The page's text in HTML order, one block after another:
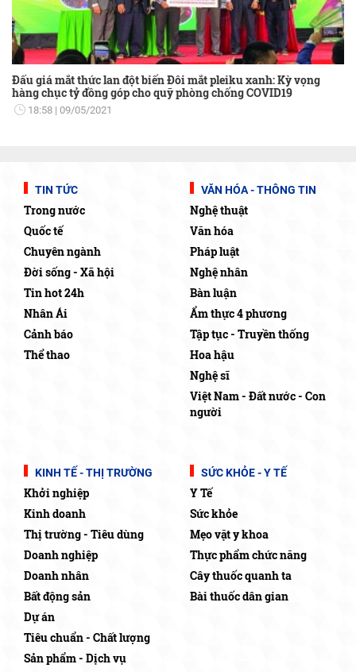
Đấu giá mắt thức lan đột biến Đôi mắt pleiku xanh: Kỳ vọng
hàng chục tỷ đồng góp cho quỹ phòng chống COVID19
18:58 09/05/2021
TIN TỨC
Trong nước
Quốc tế
Chuyên ngành
Đời sống - Xã hội
Tin hot 24h
Nhân Ái
Cảnh báo
Thể thao
VĂN HÓA - THÔNG TIN
Nghệ thuật
Văn hóa
Pháp luật
Nghệ nhân
Bàn luận
Ẩm thực 4 phương
Tập tục - Truyền thống
Hoa hậu
Nghệ sĩ
Việt Nam - Đất nước - Con
người
KINH TẾ - THỊ TRƯỜNG
Khởi nghiệp
Kinh doanh
Thị trường - Tiêu dùng
Doanh nghiệp
Doanh nhân
Bất động sản
Dự án
Tiêu chuẩn - Chất lượng
Sản phẩm - Dịch vụ
SỨC KHỎE - Y TẾ
Y Tế
Sức khỏe
Mẹo vặt y khoa
Thực phẩm chức năng
Cây thuốc quanh ta
Bài thuốc dân gian